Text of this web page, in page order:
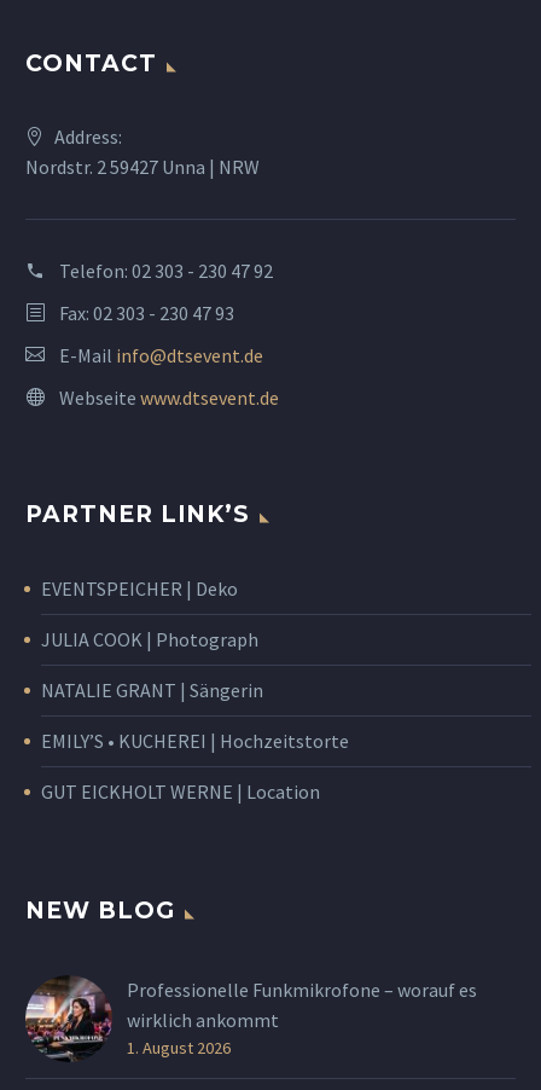
CONTACT
Address:
Nordstr. 2 59427 Unna | NRW
Telefon: 02 303 - 230 47 92
Fax: 02 303 - 230 47 93
E-Mail info@dtsevent.de
Webseite www.dtsevent.de
PARTNER LINK’S
EVENTSPEICHER | Deko
JULIA COOK | Photograph
NATALIE GRANT | Sängerin
EMILY’S • KUCHEREI | Hochzeitstorte
GUT EICKHOLT WERNE | Location
NEW BLOG
Professionelle Funkmikrofone – worauf es
wirklich ankommt
1. August 2026